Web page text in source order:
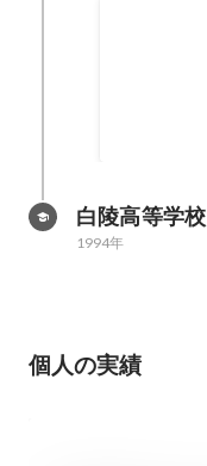
白陵高等学校
1994年
個人の実績